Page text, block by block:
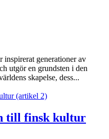
inspirerat generationer av
utgör en grundsten i den
skapelse, dess...
till finsk kultur